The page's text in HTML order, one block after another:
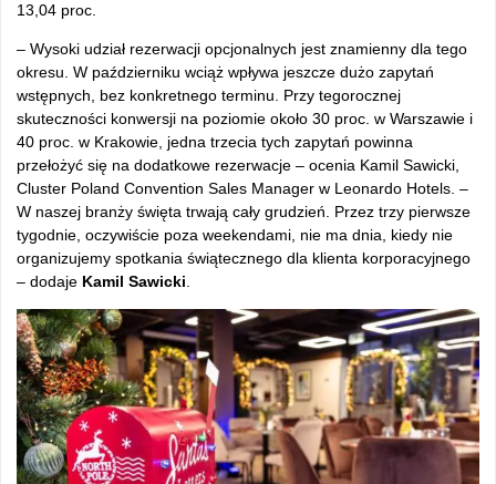
13,04 proc.
– Wysoki udział rezerwacji opcjonalnych jest znamienny dla tego
okresu. W październiku wciąż wpływa jeszcze dużo zapytań
wstępnych, bez konkretnego terminu. Przy tegorocznej
skuteczności konwersji na poziomie około 30 proc. w Warszawie i
40 proc. w Krakowie, jedna trzecia tych zapytań powinna
przełożyć się na dodatkowe rezerwacje – ocenia Kamil Sawicki,
Cluster Poland Convention Sales Manager w Leonardo Hotels. –
W naszej branży święta trwają cały grudzień. Przez trzy pierwsze
tygodnie, oczywiście poza weekendami, nie ma dnia, kiedy nie
organizujemy spotkania świątecznego dla klienta korporacyjnego
– dodaje Kamil Sawicki